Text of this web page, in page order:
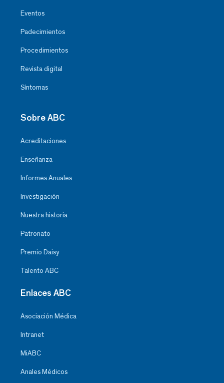
Eventos
Padecimientos
Procedimientos
Revista digital
Síntomas
Sobre ABC
Acreditaciones
Enseñanza
Informes Anuales
Investigación
Nuestra historia
Patronato
Premio Daisy
Talento ABC
Enlaces ABC
Asociación Médica
Intranet
MiABC
Anales Médicos